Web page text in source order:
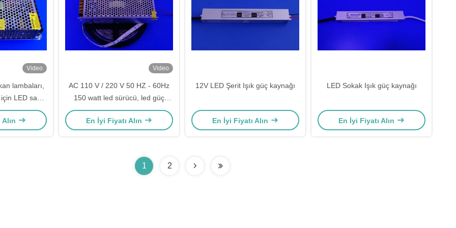
Video
lambaları,
LED sabit
Video
AC 110 V / 220 V 50 HZ - 60Hz
150 watt led sürücü, led güç
kaynağı 12 v
En İyi Fiyatı Alın
12V LED Şerit Işık güç kaynağı
En İyi Fiyatı Alın
LED Sokak Işık güç kaynağı
En İyi Fiyatı Alın
1 2